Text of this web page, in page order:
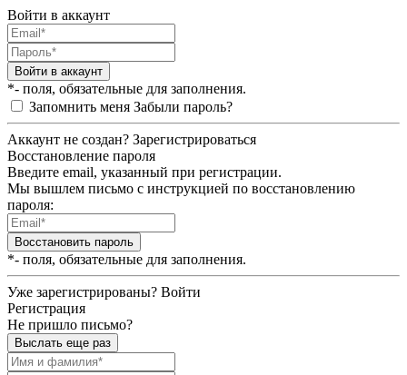
Войти в аккаунт
Войти в аккаунт
*- поля, обязательные для заполнения.
Запомнить меня Забыли пароль?
Аккаунт не создан? Зарегистрироваться
Восстановление пароля
Введите email, указанный при регистрации.
Мы вышлем письмо с инструкцией по восстановлению
пароля:
Восстановить пароль
*- поля, обязательные для заполнения.
Уже зарегистрированы? Войти
Регистрация
Не пришло письмо?
Выслать еще раз